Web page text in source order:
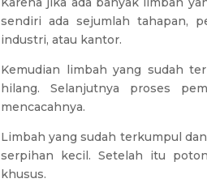
sendiri ada sejumlah tahapan,
industri, atau kantor.
Kemudian limbah yang sudah
hilang. Selanjutnya proses
mencacahnya.
Limbah yang sudah terkumpul
serpihan kecil. Setelah itu
khusus.